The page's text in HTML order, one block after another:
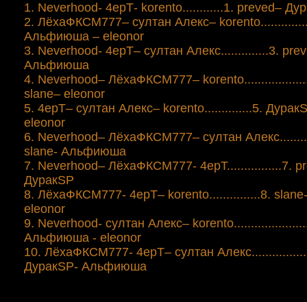
1. Neverhood- 4epТ- korento............1. preved–
2. ЛёхаФКСМ777– султан Алекс–
Альфиюша – eleonor
3. Neverhood- 4epТ– султан Алекс..............3.
Альфиюша
4. Neverhood– ЛёхаФКСМ777–
slane– eleonor
5. 4epТ– султан Алекс– korento..............5.
eleonor
6. Neverhood– ЛёхаФКСМ777– султан
slane- Альфиюша
7. Neverhood– ЛёхаФКСМ777- 4epТ................7.
ДуракSP
8. ЛёхаФКСМ777- 4epТ– korento...............8.
eleonor
9. Neverhood- султан Алекс–
Альфиюша - eleonor
10. ЛёхаФКСМ777- 4epТ– султан
ДуракSP- Альфиюша